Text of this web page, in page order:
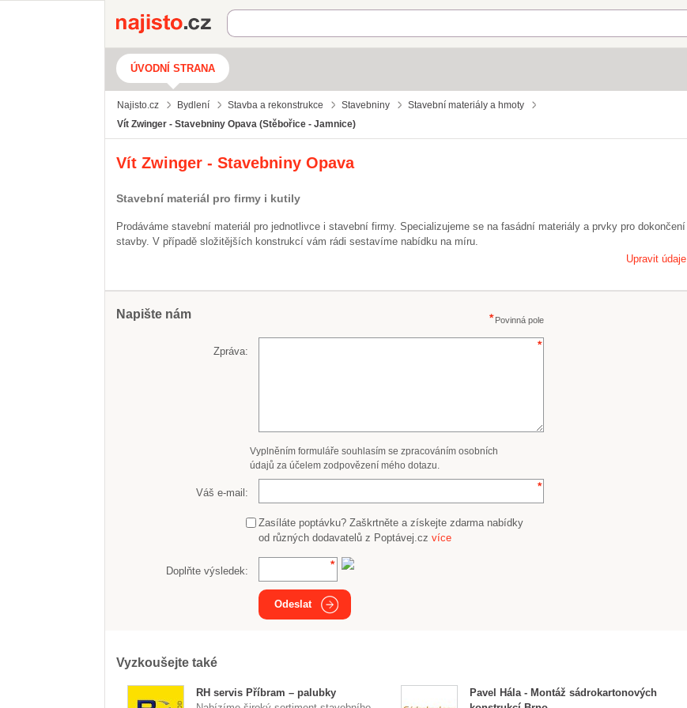
Najisto.cz
ÚVODNÍ STRANA
Najisto.cz Bydlení Stavba a rekonstrukce Stavebniny
Stavební materiály a hmoty
Vít Zwinger - Stavebniny Opava (Stěbořice - Jamnice)
Vít Zwinger - Stavebniny Opava
Stavební materiál pro firmy i kutily
Prodáváme stavební materiál pro jednotlivce i stavební firmy. Specializujeme se na fasádní materiály a prvky pro dokončení
stavby. V případě složitějších konstrukcí vám rádi sestavíme nabídku na míru.
Upravit údaje
Napište nám Povinná pole
Zpráva:
Vyplněním formuláře souhlasím se zpracováním osobních
údajů za účelem zodpovězení mého dotazu.
Váš e-mail:
Zasíláte poptávku? Zaškrtněte a získejte zdarma nabídky
od různých dodavatelů z Poptávej.cz více
Doplňte výsledek:
Odeslat
Vyzkoušejte také
RH servis Příbram – palubky
Pavel Hála - Montáž sádrokartonových